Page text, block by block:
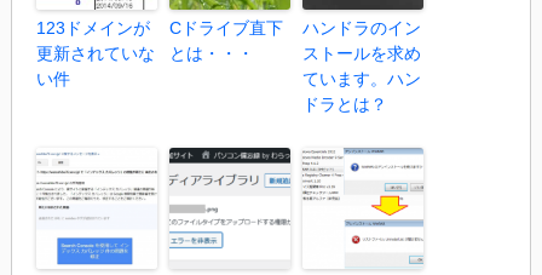
123ドメインが
更新されていな
い件
Cドライブ直下
とは・・・
ハンドラのイン
ストールを求め
ています。ハン
ドラとは？